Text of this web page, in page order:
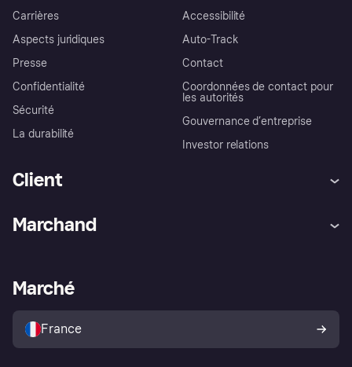
Carrières
Aspects juridiques
Presse
Confidentialité
Sécurité
La durabilité
Accessibilité
Auto-Track
Contact
Coordonnées de contact pour
les autorités
Gouvernance d’entreprise
Investor relations
Client
Explorez les magasins
Politique de protection de
l’acheteur Klarna
Marchand
Portail Marchand
Marché
France